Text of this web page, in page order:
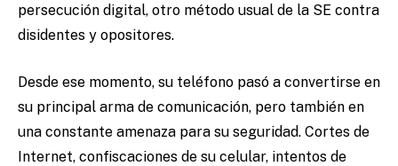
persecución digital, otro método usual de la SE contra
disidentes y opositores.
Desde ese momento, su teléfono pasó a convertirse en
su principal arma de comunicación, pero también en
una constante amenaza para su seguridad. Cortes de
Internet, confiscaciones de su celular, intentos de